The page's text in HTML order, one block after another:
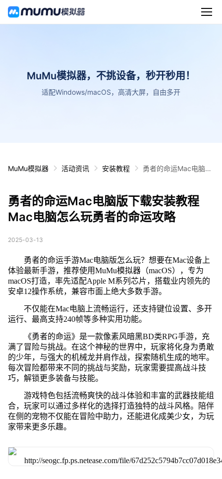
MuMu模拟器，不挑设备，秒开秒用！
适配Windows/macOS，高清大屏，自由多开
MuMu模拟器 活动资讯 安装教程
勇者的命运Mac电脑版
勇者的命运Mac电脑版下载安装教程
Mac电脑怎么玩勇者的命运攻略
2025-03-13
勇者的命运手游Mac电脑版怎么玩？想要在Mac设备上
体验最新手游，推荐使用MuMu模拟器（macOS），专为
macOS打造，率先适配Apple M系列芯片，搭载业内领先的
安卓12操作系统，兼容市面上绝大多数手游。
不仅能在Mac电脑上流畅运行，还支持键位设置、多开
运行、最高支持240帧等多种实用功能。
《勇者的命运》是一款像素风暗黑BD类RPG手游，充
满了冒险与挑战。在这个神秘的世界中，玩家将化身为勇敢
的少年，与强大的机械龙并肩作战，探索随机生成的地牢。
每次冒险都带来不同的挑战与奖励，玩家需要提高战斗技
巧，解锁更多装备与技能。
游戏特色包括流畅爽快的战斗体验和丰富的武器技能组
合，玩家可以通过多样化的选择打造独特的战斗风格。陪伴
在侧的宠物不仅能在冒险中助力，还能进化成美少女，为玩
家带来更多乐趣。